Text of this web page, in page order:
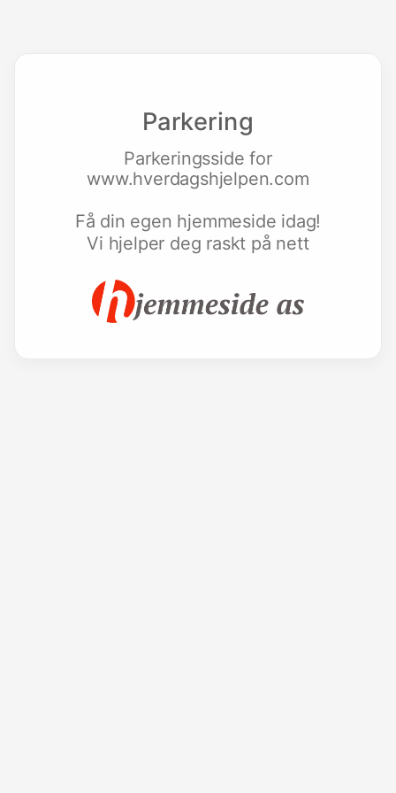
Parkering
Parkeringsside for
www.hverdagshjelpen.com
Få din egen hjemmeside idag!
Vi hjelper deg raskt på nett